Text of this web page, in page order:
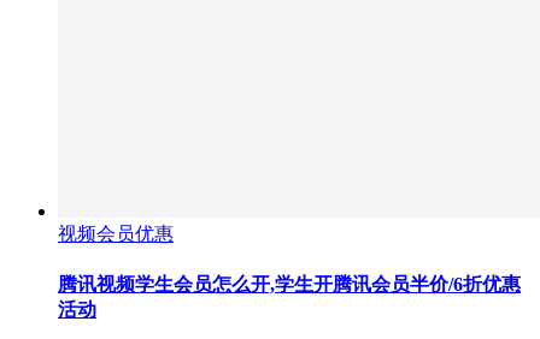
视频会员优惠
腾讯视频学生会员怎么开,学生开腾讯会员半价/6折优惠
活动